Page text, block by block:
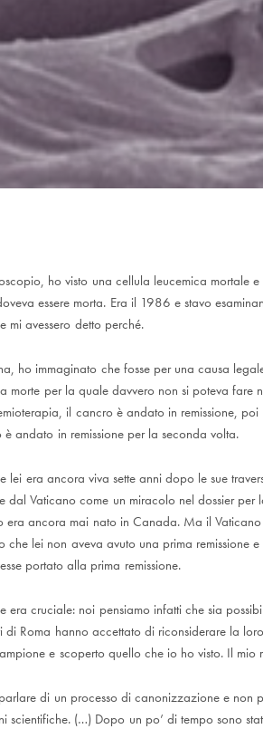
ho visto una cellula leucemica mortale
essere morta. Era il 1986 e stavo
mi avessero detto perché.
ho immaginato che fosse per una causa
morte per la quale davvero non si poteva fare
il cancro è andato in remissione,
andato in remissione per la seconda volta.
lei era ancora viva sette anni dopo le sue
dal Vaticano come un miracolo nel dossier
era ancora mai nato in Canada. Ma il
che lei non aveva avuto una prima remissione
portato alla prima remissione.
era cruciale: noi pensiamo infatti che sia
di Roma hanno accettato di riconsiderare la
e scoperto quello che io ho visto. Il mio
di un processo di canonizzazione e non
scientifiche. (…) Dopo un po’ di tempo sono